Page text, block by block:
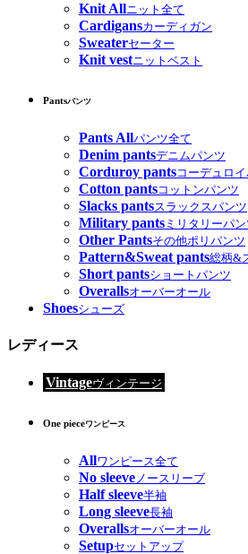
Knit Allニット全て
Cardigansカーディガン
Sweaterセーター
Knit vestニットベスト
Pantsパンツ
Pants Allパンツ全て
Denim pantsデニムパンツ
Corduroy pantsコーデュロ
Cotton pantsコットンパンツ
Slacks pantsスラックスパンツ
Military pants ミリタリーパン
Other Pantsその他ポリパンツ
Pattern&Sweat pants総柄&
Short pantsショートパンツ
Overallsオーバーオール
Shoesシューズ
レディース
Vintageヴィンテージ
One pieceワンピース
Allワンピース全て
No sleeve ノースリーブ
Half sleeve半袖
Long sleeve長袖
Overallsオーバーオール
Setupセットアップ